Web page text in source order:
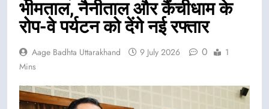
भीमताल, नैनीताल और कैंचीधाम के
रोप-वे पर्यटन को देंगे नई रफ्तार
Aage Badhta Uttarakhand 9 July 2026 0
1
Mins